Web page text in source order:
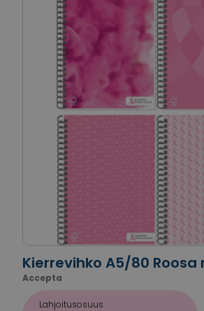
Kierrevihko A5/80 Roosa
Accepta
Lahjoitusosuus